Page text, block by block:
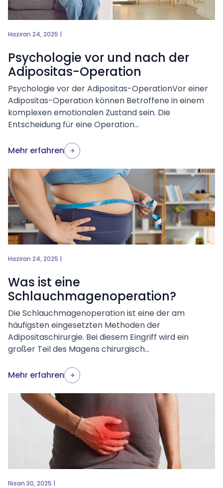
Haziran 24, 2025 |
Psychologie vor und nach der
Adipositas-Operation
Psychologie vor der Adipositas-OperationVor einer
Adipositas-Operation können Betroffene in einem
komplexen emotionalen Zustand sein. Die
Entscheidung für eine Operation...
Mehr erfahren
Haziran 24, 2025 |
Was ist eine
Schlauchmagenoperation?
Die Schlauchmagenoperation ist eine der am
häufigsten eingesetzten Methoden der
Adipositaschirurgie. Bei diesem Eingriff wird ein
großer Teil des Magens chirurgisch...
Mehr erfahren
Nisan 30, 2025 |